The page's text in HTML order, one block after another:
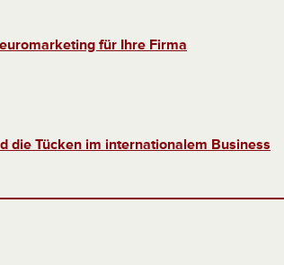
für Ihre Firma
die Tücken im internationalem Business